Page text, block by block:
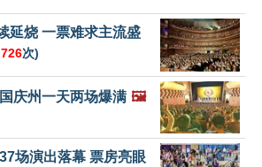
延烧 一票难求主流盛
次)
庆州一天两场爆满 🖼️
场演出落幕 票房亮眼